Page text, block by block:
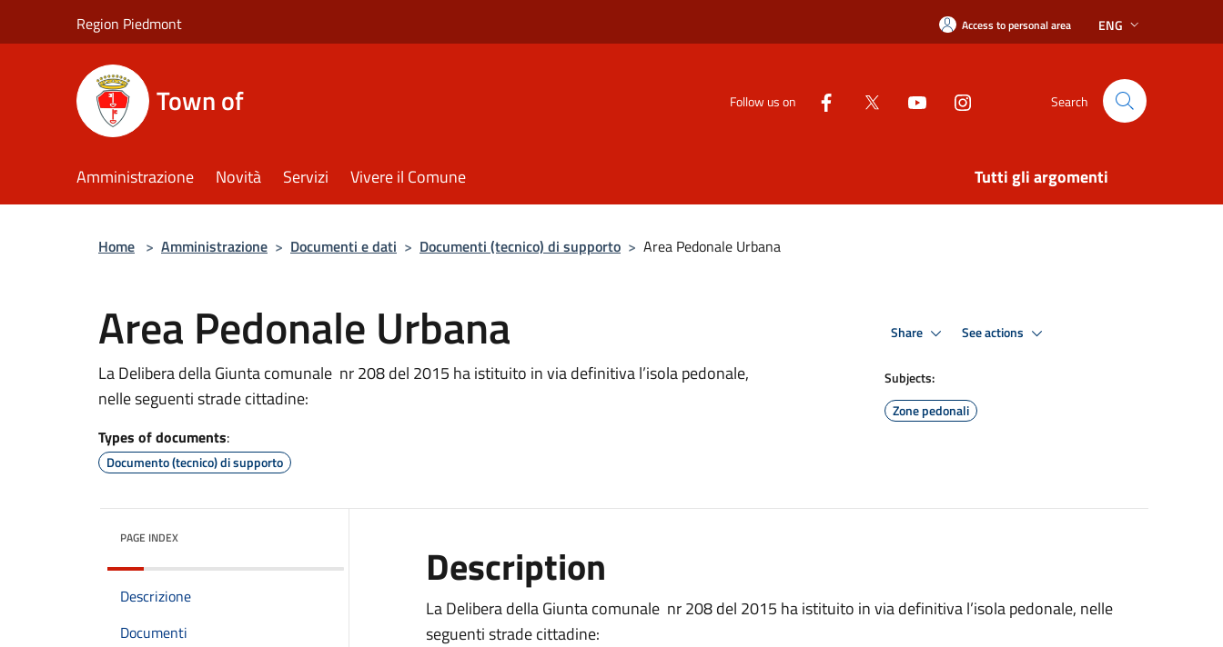
Region Piedmont Access to personal area ENG
Town of Follow us on Search
Amministrazione Novità Servizi Vivere il Comune Tutti gli argomenti
Home > Amministrazione > Documenti e dati > Documenti (tecnico) di supporto > Area Pedonale Urbana
Area Pedonale Urbana
La Delibera della Giunta comunale nr 208 del 2015 ha istituito in via definitiva l’isola pedonale,
nelle seguenti strade cittadine:
Types of documents:
Documento (tecnico) di supporto
Share See actions
Subjects:
Zone pedonali
PAGE INDEX
Descrizione
Documenti
Description
La Delibera della Giunta comunale nr 208 del 2015 ha istituito in via definitiva l’isola pedonale, nelle
seguenti strade cittadine: